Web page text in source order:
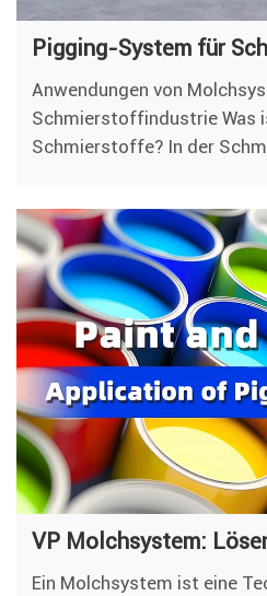
Anwendungen von
Schmierstoffindustrie Was
Schmierstoffe? In der
Ein Molchsystem ist eine